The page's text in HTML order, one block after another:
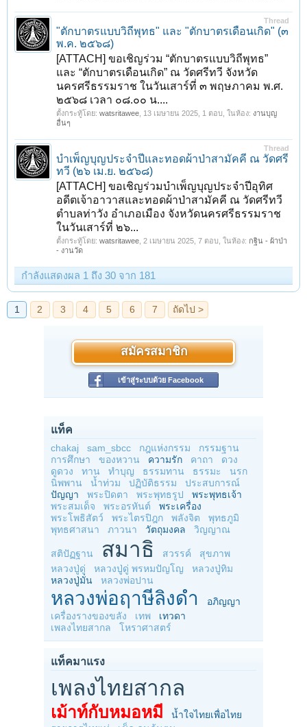
Thread
"ตักบาตรแบบวิถีพุทธ" และ "ตักบาตรเดือนเกิด" (๓
พ.ค. ๒๕๖๘)
[ATTACH] ขอเชิญร่วม “ตักบาตรแบบวิถีพุทธ”
และ “ตักบาตรเดือนเกิด” ณ วัดศรีทวี จังหวัด
นครศรีธรรมราช ในวันเสาร์ที่ ๓ พฤษภาคม พ.ศ.
๒๕๖๘ เวลา ๐๘.๐๐ น....
ตั้งกระทู้โดย: watsritawee 13 เมษายน 2025 , 1 ตอบ, ในห้อง: งานบุญ
อื่นๆ
Thread
บำเพ็ญบุญประจำปีและทอดผ้าป่าสามัคคี ณ วัดศรี
ทวี (๒๖ เม.ย. ๒๕๖๘)
[ATTACH] ขอเชิญร่วมบำเพ็ญบุญประจำปีอุทิศ
อดีตเจ้าอาวาสและทอดผ้าป่าสามัคคี ณ วัดศรีทวี
ตำบลท่าวัง อำเภอเมือง จังหวัดนครศรีธรรมราช
ในวันเสาร์ที่ ๒๖...
ตั้งกระทู้โดย: watsritawee 2 เมษายน 2025 , 7 ตอบ, ในห้อง: กฐิน - ผ้าป่า
- งานวัด
กำลังแสดงผล 1 ถึง 30 จาก 181
สมัครสมาชิก
เข้าสู่ระบบด้วย Facebook
แท็ค
chakaj sam_sbcc กฎแห่งกรรม
กรรมฐาน
การศึกษา
ของหวาน ความรัก คาถา
ดวง
ดูดวง
ทาน ทำบุญ ธรรมทาน ธรรมะ
นรก
นิพพาน
น้ำท่วม ปฏิบัติธรรม
ประสบการณ์
ปัญญา
พระปิดตา พระพุทธรูป
พระพุทธเจ้า
พระสมเด็จ
พระอรหันต์
พระเครื่อง
พระโพธิสัตว์
พระไตรปิฎก พลังจิต
พุทธภูมิ
พุทธศาสนา
ภาวนา วัตถุมงคล วิญญาณ
สติปัฏฐาน สมาธิ สวรรค์
สุขภาพ
หลวงปู่ดู่
หลวงปู่ดู่ พรหมปัญโญ
หลวงปู่ทิม
หลวงปู่มั่น
หลวงพ่อปาน
หลวงพ่อฤาษีลิงดำ
อภิญญา
เครื่องรางของขลัง
เทพ
เทวดา
เพลงไทยสากล
โหราศาสตร์
แท็คมาแรง
เพลงไทยสากล
เม้าท์กับหมอหมี
น้ำใจไทยเพื่อไทย